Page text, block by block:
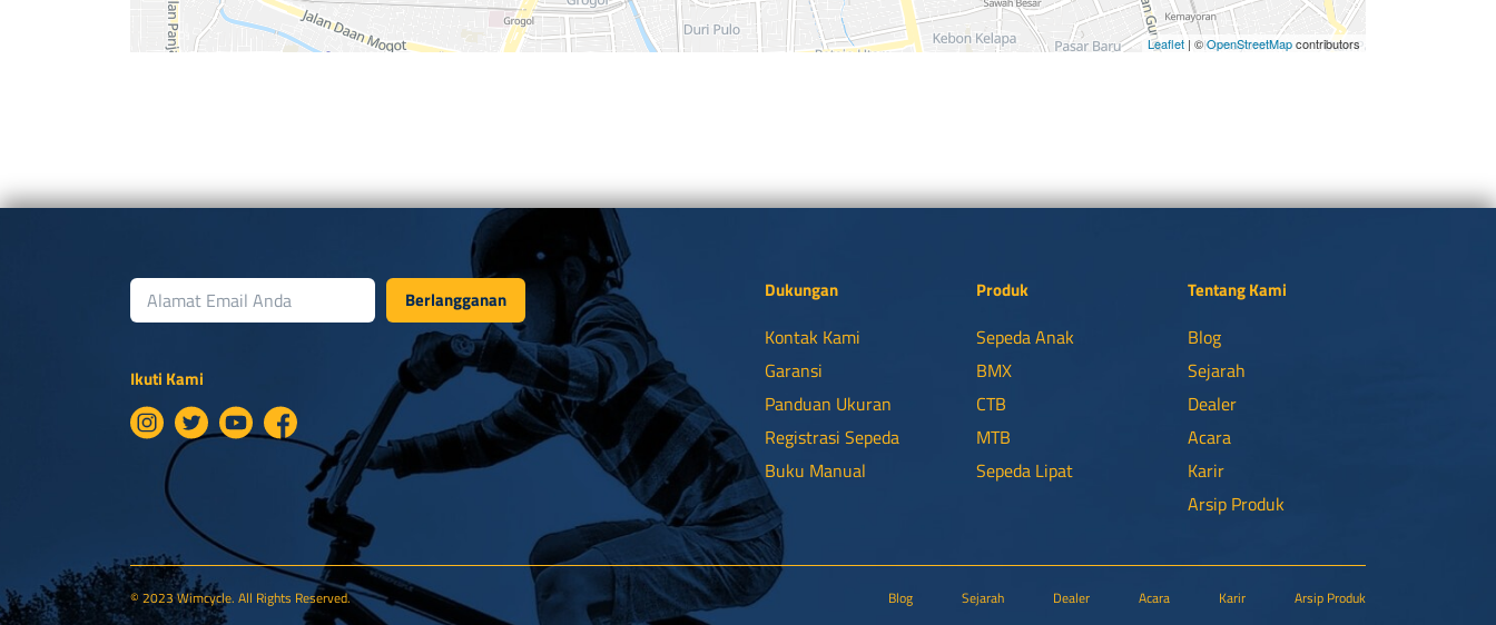
Leaflet | ©OpenStreetMapcontributors
Berlangganan
Ikuti Kami
Dukungan
Kontak Kami
Garansi
Panduan Ukuran
Registrasi Sepeda
Buku Manual
Produk
Sepeda Anak
BMX
CTB
MTB
Sepeda Lipat
Tentang Kami
Blog
Sejarah
Dealer
Acara
Karir
Arsip Produk
© 2023 Wimcycle. All Rights Reserved. Blog Sejarah Dealer Acara Karir Arsip Produk